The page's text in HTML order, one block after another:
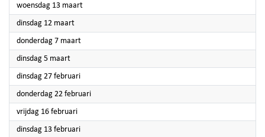
woensdag 13 maart2024
dinsdag 12 maart2024
donderdag 7 maart2024
dinsdag 5 maart2024
dinsdag 27 februari2024
donderdag 22 februari2024
vrijdag 16 februari2024
dinsdag 13 februari2024